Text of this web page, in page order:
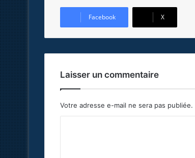
Facebook X
Laisser un commentaire
Votre adresse e-mail ne sera pas publiée.